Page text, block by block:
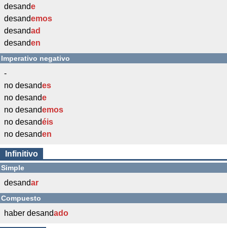
desande
desandemos
desandad
desanden
Imperativo negativo
-
no desandes
no desande
no desandemos
no desandéis
no desanden
Infinitivo
Simple
desandar
Compuesto
haber desandado